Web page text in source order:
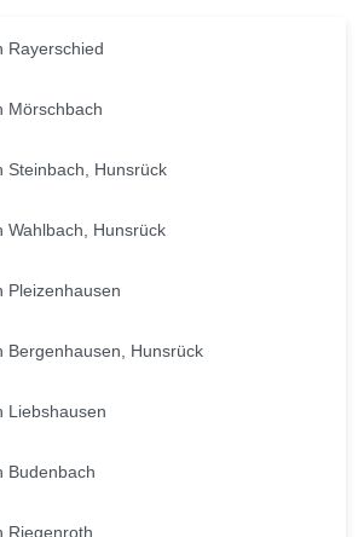
Rayerschied
Mörschbach
Steinbach, Hunsrück
Wahlbach, Hunsrück
Pleizenhausen
Bergenhausen, Hunsrück
Liebshausen
Budenbach
Riegenroth